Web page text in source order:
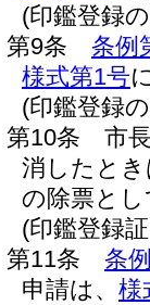
(印鑑登録
第9条
条例
様式第1号
(印鑑登録
第10条
市
消したと
の除票と
(印鑑登録
第11条
条
申請は、 様